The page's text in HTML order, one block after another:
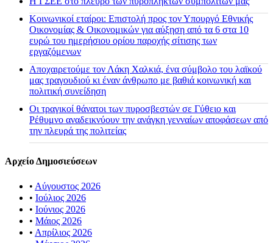
Κοινωνικοί εταίροι: Επιστολή προς τον Υπουργό Εθνικής
Οικονομίας & Οικονομικών για αύξηση από τα 6 στα 10
ευρώ του ημερήσιου ορίου παροχής σίτισης των
εργαζόμενων
Αποχαιρετούμε τον Λάκη Χαλκιά, ένα σύμβολο του λαϊκού
μας τραγουδιού κι έναν άνθρωπο με βαθιά κοινωνική και
πολιτική συνείδηση
Οι τραγικοί θάνατοι των πυροσβεστών σε Γύθειο και
Ρέθυμνο αναδεικνύουν την ανάγκη γενναίων αποφάσεων από
την πλευρά της πολιτείας
Αρχείο Δημοσιεύσεων
• Αύγουστος 2026
• Ιούλιος 2026
• Ιούνιος 2026
• Μάιος 2026
• Απρίλιος 2026